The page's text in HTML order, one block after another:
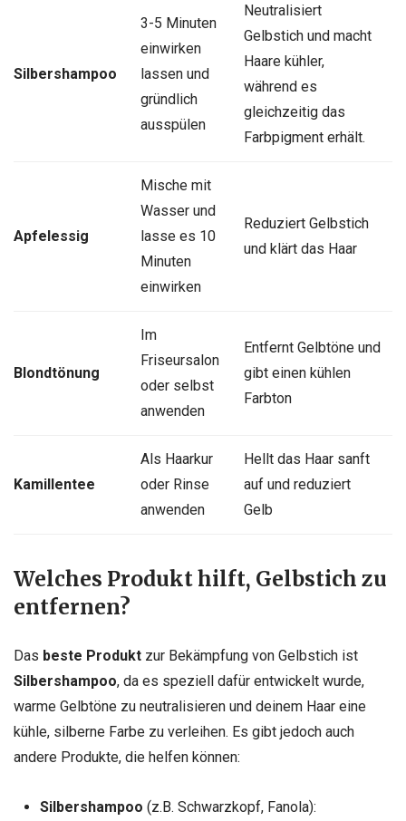
Silbershampoo
3-5 Minuten
einwirken
lassen und
gründlich
ausspülen
Neutralisiert
Gelbstich und macht
Haare kühler,
während es
gleichzeitig das
Farbpigment erhält.
Apfelessig
Mische mit
Wasser und
lasse es 10
Minuten
einwirken
Reduziert Gelbstich
und klärt das Haar
Blondtönung
Im
Friseursalon
oder selbst
anwenden
Entfernt Gelbtöne und
gibt einen kühlen
Farbton
Kamillentee
Als Haarkur
oder Rinse
anwenden
Hellt das Haar sanft
auf und reduziert
Gelb
Welches Produkt hilft, Gelbstich zu
entfernen?
Das beste Produkt zur Bekämpfung von Gelbstich ist
Silbershampoo, da es speziell dafür entwickelt wurde,
warme Gelbtöne zu neutralisieren und deinem Haar eine
kühle, silberne Farbe zu verleihen. Es gibt jedoch auch
andere Produkte, die helfen können:
Silbershampoo (z.B. Schwarzkopf, Fanola):